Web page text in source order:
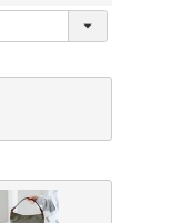
(
)